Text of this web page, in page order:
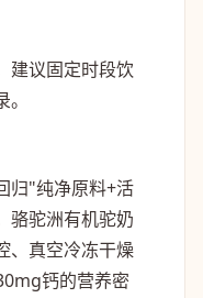
建议固定时段饮
归"纯净原料+活
骆驼洲有机驼奶
、真空冷冻干燥
钙的营养密